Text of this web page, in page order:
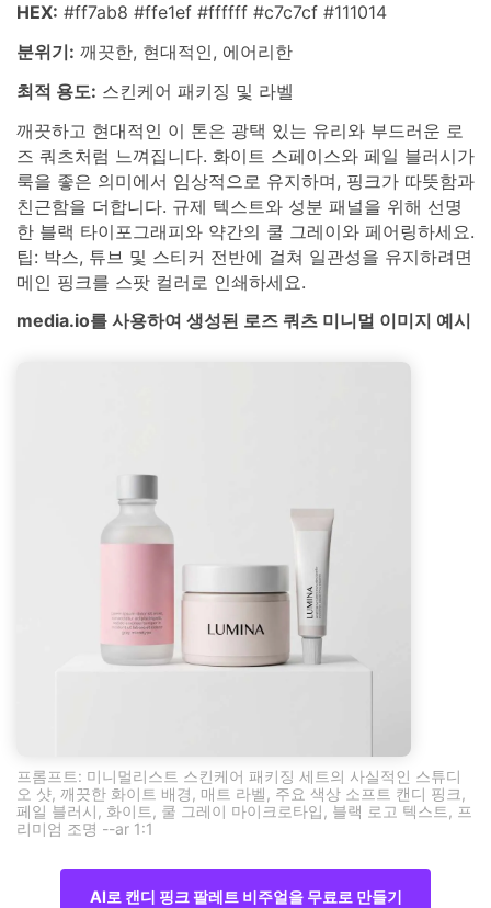
HEX: #ff7ab8 #ffe1ef #ffffff #c7c7cf #111014
분위기: 깨끗한, 현대적인, 에어리한
최적 용도: 스킨케어 패키징 및 라벨
깨끗하고 현대적인 이 톤은 광택 있는 유리와 부드러운 로
즈 쿼츠처럼 느껴집니다. 화이트 스페이스와 페일 블러시가
룩을 좋은 의미에서 임상적으로 유지하며, 핑크가 따뜻함과
친근함을 더합니다. 규제 텍스트와 성분 패널을 위해 선명
한 블랙 타이포그래피와 약간의 쿨 그레이와 페어링하세요.
팁: 박스, 튜브 및 스티커 전반에 걸쳐 일관성을 유지하려면
메인 핑크를 스팟 컬러로 인쇄하세요.
media.io를 사용하여 생성된 로즈 쿼츠 미니멀 이미지 예시
프롬프트: 미니멀리스트 스킨케어 패키징 세트의 사실적인 스튜디
오 샷, 깨끗한 화이트 배경, 매트 라벨, 주요 색상 소프트 캔디 핑크,
페일 블러시, 화이트, 쿨 그레이 마이크로타입, 블랙 로고 텍스트, 프
리미엄 조명 --ar 1:1
AI로 캔디 핑크 팔레트 비주얼을 무료로 만들기